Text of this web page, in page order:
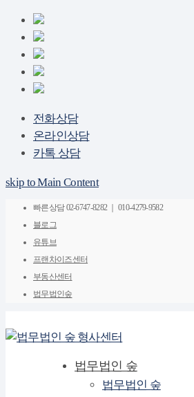
전화상담
온라인상담
카톡 상담
skip to Main Content
빠른상담02-6747-8282 ｜ 010-4279-9582
블로그
유튜브
프랜차이즈센터
부동산센터
법무법인숲
법무법인 숲
법무법인 숲